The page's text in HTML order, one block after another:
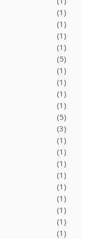
(1)
(1)
(1)
(1)
(5)
(1)
(1)
(1)
(1)
(5)
(3)
(1)
(1)
(1)
(1)
(1)
(1)
(1)
(1)
(1)